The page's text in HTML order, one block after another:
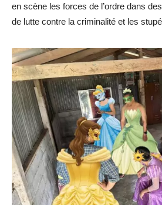
en scène les forces de l’ordre dans
de lutte contre la criminalité et les